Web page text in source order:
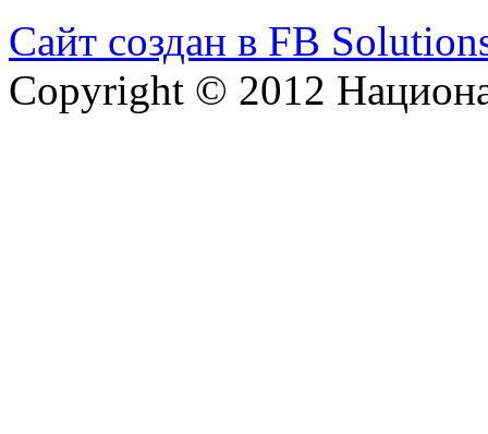
Сайт создан в FB
Copyright © 2012